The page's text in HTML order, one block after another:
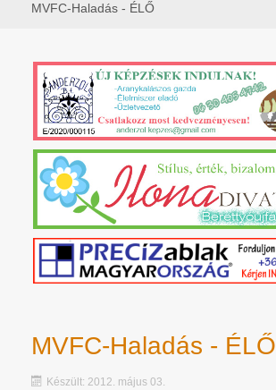
MVFC-Haladás - ÉLŐ
MVFC-Haladás - ÉLŐ
Készült: 2012. május 03.